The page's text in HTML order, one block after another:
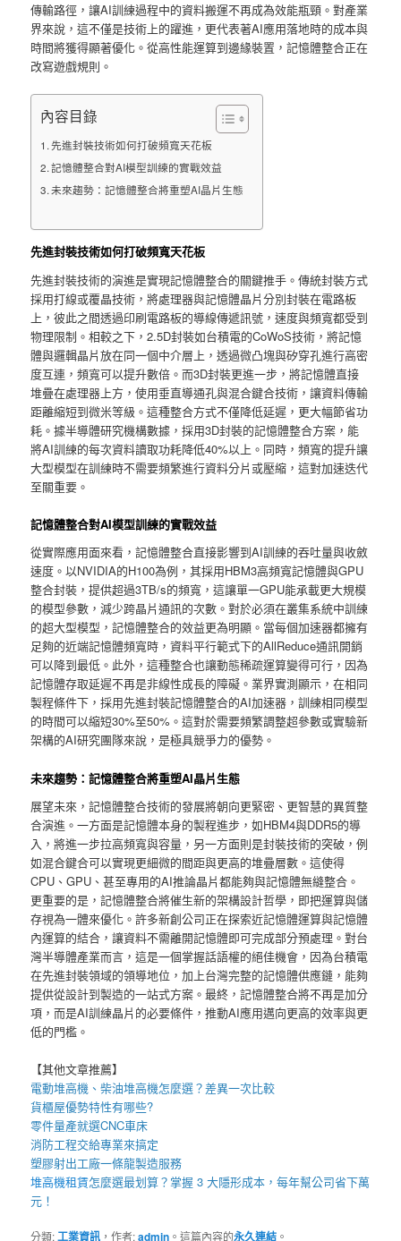
傳輸路徑，讓AI訓練過程中的資料搬運不再成為效能瓶頸。對產業
界來說，這不僅是技術上的躍進，更代表著AI應用落地時的成本與
時間將獲得顯著優化。從高性能運算到邊緣裝置，記憶體整合正在
改寫遊戲規則。
內容目錄
先進封裝技術如何打破頻寬天花板
記憶體整合對AI模型訓練的實戰效益
未來趨勢：記憶體整合將重塑AI晶片生態
先進封裝技術如何打破頻寬天花板
先進封裝技術的演進是實現記憶體整合的關鍵推手。傳統封裝方式
採用打線或覆晶技術，將處理器與記憶體晶片分別封裝在電路板
上，彼此之間透過印刷電路板的導線傳遞訊號，速度與頻寬都受到
物理限制。相較之下，2.5D封裝如台積電的CoWoS技術，將記憶
體與邏輯晶片放在同一個中介層上，透過微凸塊與矽穿孔進行高密
度互連，頻寬可以提升數倍。而3D封裝更進一步，將記憶體直接
堆疊在處理器上方，使用垂直導通孔與混合鍵合技術，讓資料傳輸
距離縮短到微米等級。這種整合方式不僅降低延遲，更大幅節省功
耗。據半導體研究機構數據，採用3D封裝的記憶體整合方案，能
將AI訓練的每次資料讀取功耗降低40%以上。同時，頻寬的提升讓
大型模型在訓練時不需要頻繁進行資料分片或壓縮，這對加速迭代
至關重要。
記憶體整合對AI模型訓練的實戰效益
從實際應用面來看，記憶體整合直接影響到AI訓練的吞吐量與收斂
速度。以NVIDIA的H100為例，其採用HBM3高頻寬記憶體與GPU
整合封裝，提供超過3TB/s的頻寬，這讓單一GPU能承載更大規模
的模型參數，減少跨晶片通訊的次數。對於必須在叢集系統中訓練
的超大型模型，記憶體整合的效益更為明顯。當每個加速器都擁有
足夠的近端記憶體頻寬時，資料平行範式下的AllReduce通訊開銷
可以降到最低。此外，這種整合也讓動態稀疏運算變得可行，因為
記憶體存取延遲不再是非線性成長的障礙。業界實測顯示，在相同
製程條件下，採用先進封裝記憶體整合的AI加速器，訓練相同模型
的時間可以縮短30%至50%。這對於需要頻繁調整超參數或實驗新
架構的AI研究團隊來說，是極具競爭力的優勢。
未來趨勢：記憶體整合將重塑AI晶片生態
展望未來，記憶體整合技術的發展將朝向更緊密、更智慧的異質整
合演進。一方面是記憶體本身的製程進步，如HBM4與DDR5的導
入，將進一步拉高頻寬與容量，另一方面則是封裝技術的突破，例
如混合鍵合可以實現更細微的間距與更高的堆疊層數。這使得
CPU、GPU、甚至專用的AI推論晶片都能夠與記憶體無縫整合。
更重要的是，記憶體整合將催生新的架構設計哲學，即把運算與儲
存視為一體來優化。許多新創公司正在探索近記憶體運算與記憶體
內運算的結合，讓資料不需離開記憶體即可完成部分預處理。對台
灣半導體產業而言，這是一個掌握話語權的絕佳機會，因為台積電
在先進封裝領域的領導地位，加上台灣完整的記憶體供應鏈，能夠
提供從設計到製造的一站式方案。最終，記憶體整合將不再是加分
項，而是AI訓練晶片的必要條件，推動AI應用邁向更高的效率與更
低的門檻。
【其他文章推薦】
電動堆高機 、柴油堆高機怎麼選？差異一次比較
貨櫃屋優勢特性有哪些?
零件量產就選CNC車床
消防工程交給專業來搞定
塑膠射出工廠一條龍製造服務
堆高機租賃怎麼選最划算？掌握 3 大隱形成本，每年幫公司省下萬
元！
分類:工業資訊 ，作者:admin 。這篇內容的永久連結 。